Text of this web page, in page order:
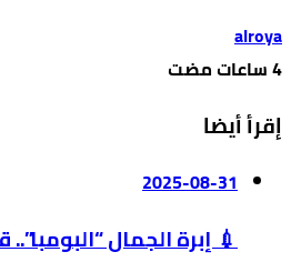
alroya
إقرأ أيضا
2025-08-31
💉 إبرة الجمال